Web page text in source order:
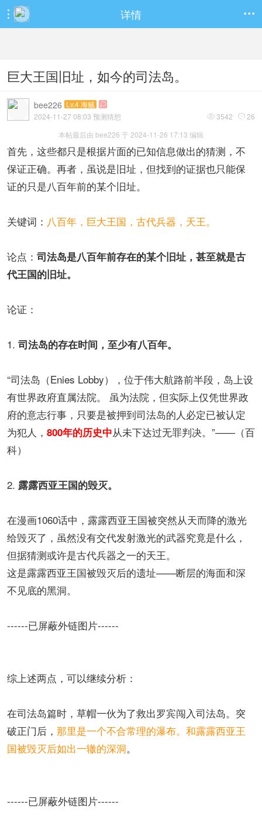
 详情 
巨大王国旧址，如今的司法岛。
bee226 Lv.4 海贼 
 3542  26
2024-11-27 08:03 预测猜想
本帖最后由 bee226 于 2024-11-26 17:13 编辑
首先，这些都只是根据片面的已知信息做出的猜测，不
保证正确。再者，虽说是旧址，但找到的证据也只能保
证的只是八百年前的某个旧址。
关键词： 八百年，巨大王国，古代兵器，天王。
论点： 司法岛是八百年前存在的某个旧址，甚至就是古
代王国的旧址。
论证：
1. 司法岛的存在时间，至少有八百年。
“司法岛（Enies Lobby），位于伟大航路前半段，岛上设
有世界政府直属法院。 虽为法院，但实际上仅凭世界政
府的意志行事，只要是被押到司法岛的人必定已被认定
为犯人， 800年的历史中从未下达过无罪判决。”——（百
科）
2. 露露西亚王国的毁灭。
在漫画1060话中，露露西亚王国被突然从天而降的激光
给毁灭了，虽然没有交代发射激光的武器究竟是什么，
但据猜测或许是古代兵器之一的天王。
这是露露西亚王国被毁灭后的遗址——断层的海面和深
不见底的黑洞。
------已屏蔽外链图片------
综上述两点，可以继续分析：
在司法岛篇时，草帽一伙为了救出罗宾闯入司法岛。突
破正门后， 那里是一个不合常理的瀑布。和露露西亚王
国被毁灭后如出一辙的深洞。
------已屏蔽外链图片------